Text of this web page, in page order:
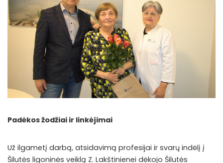
Padėkos žodžiai ir linkėjimai
Už ilgametį darbą, atsidavimą profesijai ir svarų indėlį į
Šilutės ligoninės veiklą Z. Lakštinienei dėkojo Šilutės